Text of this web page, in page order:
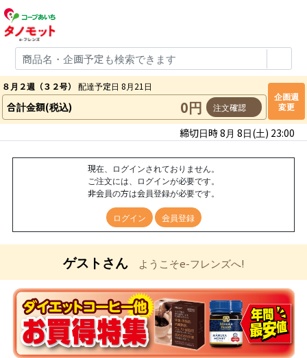
８月２週（３２号） 配達予定日 8月21日
合計金額(税込) 0円 注文確認
企画週
変更
締切日時 8月 8日(土) 23:00
現在、ログインされておりません。
ご注文には、ログインが必要です。
非会員の方は会員登録が必要です。
ログイン 会員登録
ゲストさんようこそe-フレンズへ!